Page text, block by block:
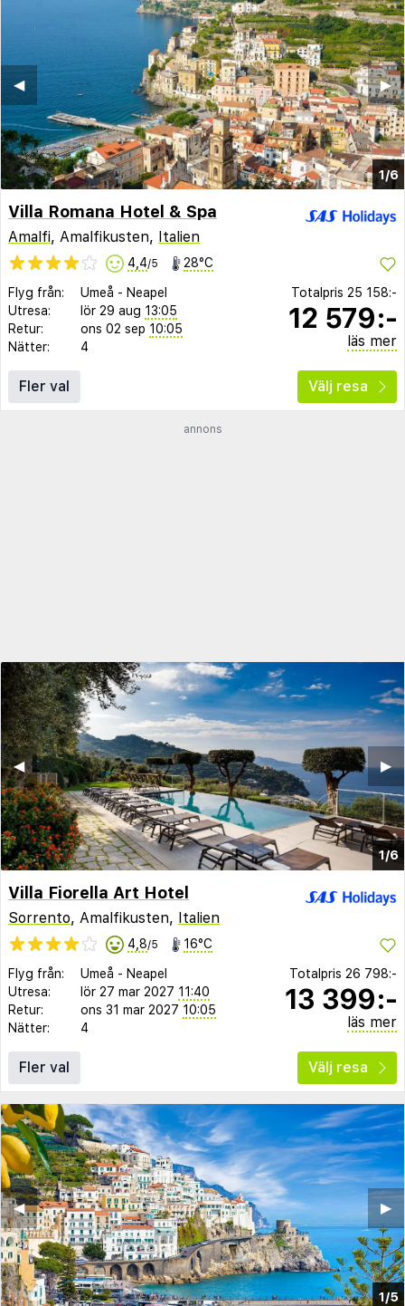
1/6
▶︎
◀︎
Villa Romana Hotel & Spa
Amalfi, Amalfikusten, Italien
4,4/5 28°C
Flyg från: Umeå - Neapel
Utresa:
lör 29 aug 13:05
Retur:
ons 02 sep 10:05
Nätter:
4
Totalpris 25 158:-
12 579:-
läs mer
Fler val Välj resa
annons
1/6
▶︎
◀︎
Villa Fiorella Art Hotel
Sorrento, Amalfikusten, Italien
4,8/5 16°C
Flyg från: Umeå - Neapel
Utresa:
lör 27 mar 2027 11:40
Retur:
ons 31 mar 2027 10:05
Nätter:
4
Totalpris 26 798:-
13 399:-
läs mer
Fler val Välj resa
1/5
▶︎
◀︎